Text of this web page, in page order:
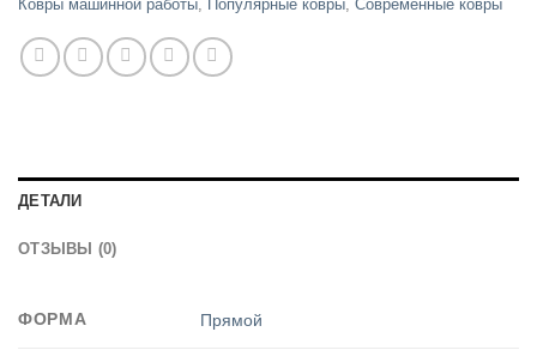
Ковры машинной работы Популярные ковры Современные ковры
ДЕТАЛИ
ОТЗЫВЫ (0)
ФОРМА Прямой